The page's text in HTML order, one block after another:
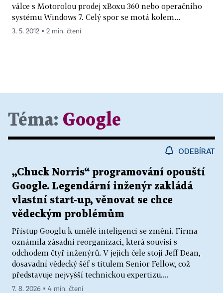
válce s Motorolou prodej xBoxu 360 nebo operačního
systému Windows 7. Celý spor se motá kolem...
3. 5. 2012 ▪ 2 min. čtení
Téma: Google
ODEBÍRAT
„Chuck Norris“ programování opouští
Google. Legendární inženýr zakládá
vlastní start-up, věnovat se chce
vědeckým problémům
Přístup Googlu k umělé inteligenci se změní. Firma
oznámila zásadní reorganizaci, která souvisí s
odchodem čtyř inženýrů. V jejich čele stojí Jeff Dean,
dosavadní vědecký šéf s titulem Senior Fellow, což
představuje nejvyšší technickou expertizu....
7. 8. 2026 ▪ 4 min. čtení